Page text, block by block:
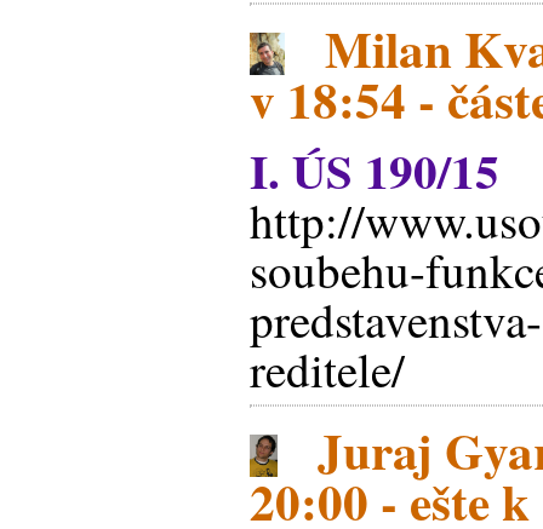
Milan
v 18:54 -
I. ÚS 190/15
http://
soubehu-
reditele/
Juraj
20:00 - ešte